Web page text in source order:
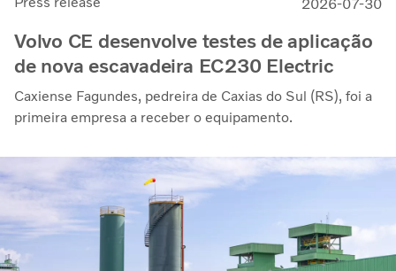
2026-07-30
Volvo CE desenvolve testes de aplicação
de nova escavadeira EC230 Electric
Caxiense Fagundes, pedreira de Caxias do Sul (RS), foi a
primeira empresa a receber o equipamento.